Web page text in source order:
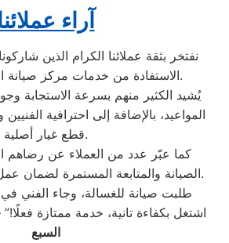
آراء
نفتخر بثقة عملائنا الكرام الذين
الاستفادة من خدمات مركز صيانة ال جي بركة السبع.
يُشيد الكثير منهم بسرعة الاستجابة
المواعيد، بالإضافة إلى احترافية
قطع غيار أصلية.
كما عبّر عدد من العملاء عن رضاهم
الصيانة والمتابعة المستمرة لضمان عمل الأجهزة بكفاءة عالية.
اشتغل بكفاءة تانية، خدمة ممتازة فعلًا!”
السبع